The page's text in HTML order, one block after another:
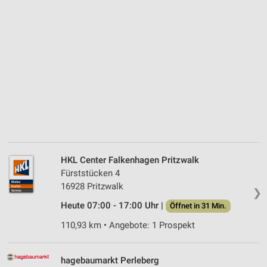
❯
HKL Center Falkenhagen Pritzwalk
Fürststücken 4
16928 Pritzwalk
Heute 07:00 - 17:00 Uhr |
Öffnet in 31 Min.
110,93 km • Angebote: 1 Prospekt
hagebaumarkt Perleberg